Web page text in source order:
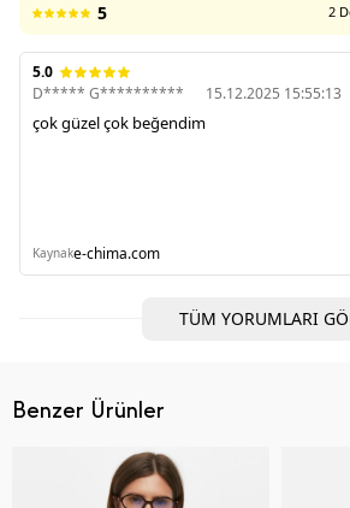
5 2
5.0
D***** G**********
15.12.2025 15:55:13
çok güzel çok beğendim
Kaynake-chima.com
TÜM YORUMLARI
Benzer Ürünler